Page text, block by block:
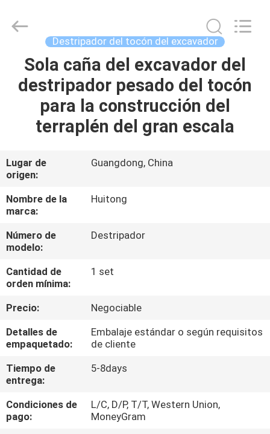
CASA
PRODUCTOS
ESPECTÁCULO
VR
SOBRE
NOSOTROS
RECORRIDO
POR
FÁBRICA
CONTROL
DE
CALIDAD
Huitong
Machinery
Reserved.
Destripador del tocón del excavador
Sola caña del excavador del
destripador pesado del tocón
para la construcción del
terraplén del gran escala
Lugar de
origen:
Guangdong, China
Nombre de la
marca:
Huitong
Número de
modelo:
Destripador
Cantidad de
orden mínima:
1 set
Precio:
Negociable
Detalles de
empaquetado:
Embalaje estándar o según requisitos
de cliente
Tiempo de
entrega:
5-8days
Condiciones de
pago:
L/C, D/P, T/T, Western Union,
MoneyGram